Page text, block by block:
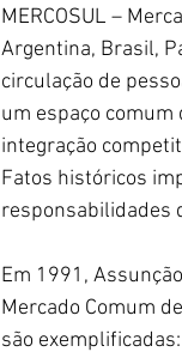
MERCOSUL –
Argentina, Brasil,
circulação de
um espaço
integração
Fatos históricos
responsabilidades
Em 1991,
Mercado Comum
são